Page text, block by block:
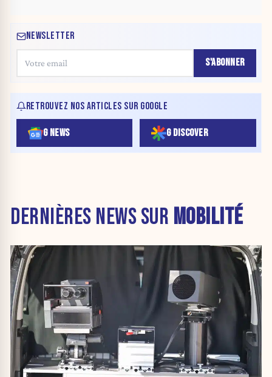
NEWSLETTER
S'ABONNER
RETROUVEZ NOS ARTICLES SUR GOOGLE
G NEWS G DISCOVER
DERNIÈRES NEWS SUR MOBILITÉ